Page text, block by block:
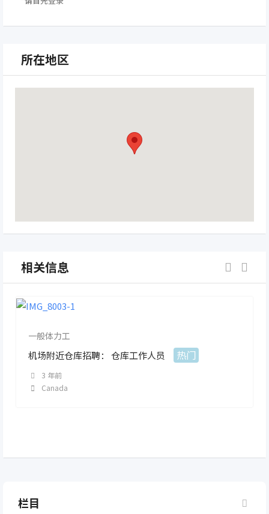
所在地区
相关信息
一般体力工
机场附近仓库招聘： 仓库工作人员 热门
3 年前
Canada
栏目